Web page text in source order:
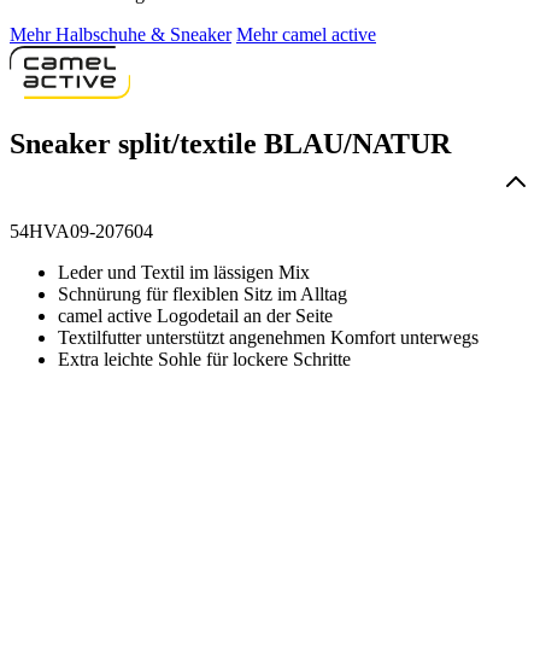
Mehr Halbschuhe & Sneaker Mehr camel active
Sneaker split/textile BLAU/NATUR
54HVA09-207604
Leder und Textil im lässigen Mix
Schnürung für flexiblen Sitz im Alltag
camel active Logodetail an der Seite
Textilfutter unterstützt angenehmen Komfort unterwegs
Extra leichte Sohle für lockere Schritte